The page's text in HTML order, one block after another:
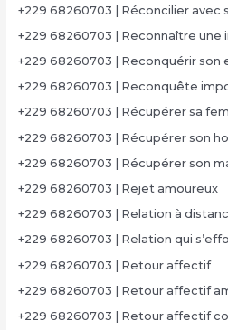
+229 68260703 | Réconcilier avec
+229 68260703 | Reconnaître une
+229 68260703 | Reconquérir son
+229 68260703 | Reconquête
+229 68260703 | Récupérer sa
+229 68260703 | Récupérer son
+229 68260703 | Récupérer son
+229 68260703 | Rejet amoureux
+229 68260703 | Relation à
+229 68260703 | Relation qui
+229 68260703 | Retour affectif
+229 68260703 | Retour affectif
+229 68260703 | Retour affectif